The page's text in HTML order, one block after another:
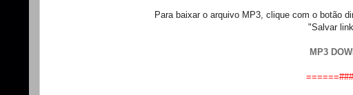
Para baixar o arquivo MP3, clique com o botão
"Salvar
MP3
======###